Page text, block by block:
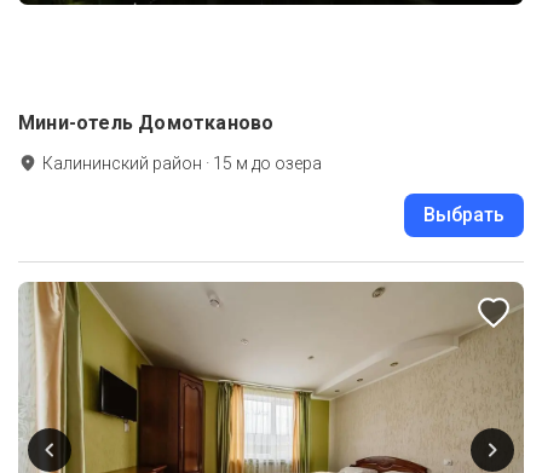
Мини-отель Домотканово
Калининский район · 15 м до озера
Выбрать